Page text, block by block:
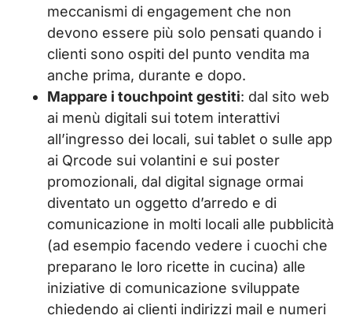
meccanismi di engagement che non
devono essere più solo pensati quando i
clienti sono ospiti del punto vendita ma
anche prima, durante e dopo.
Mappare i touchpoint gestiti: dal sito web
ai menù digitali sui totem interattivi
all’ingresso dei locali, sui tablet o sulle app
ai Qrcode sui volantini e sui poster
promozionali, dal digital signage ormai
diventato un oggetto d’arredo e di
comunicazione in molti locali alle pubblicità
(ad esempio facendo vedere i cuochi che
preparano le loro ricette in cucina) alle
iniziative di comunicazione sviluppate
chiedendo ai clienti indirizzi mail e numeri